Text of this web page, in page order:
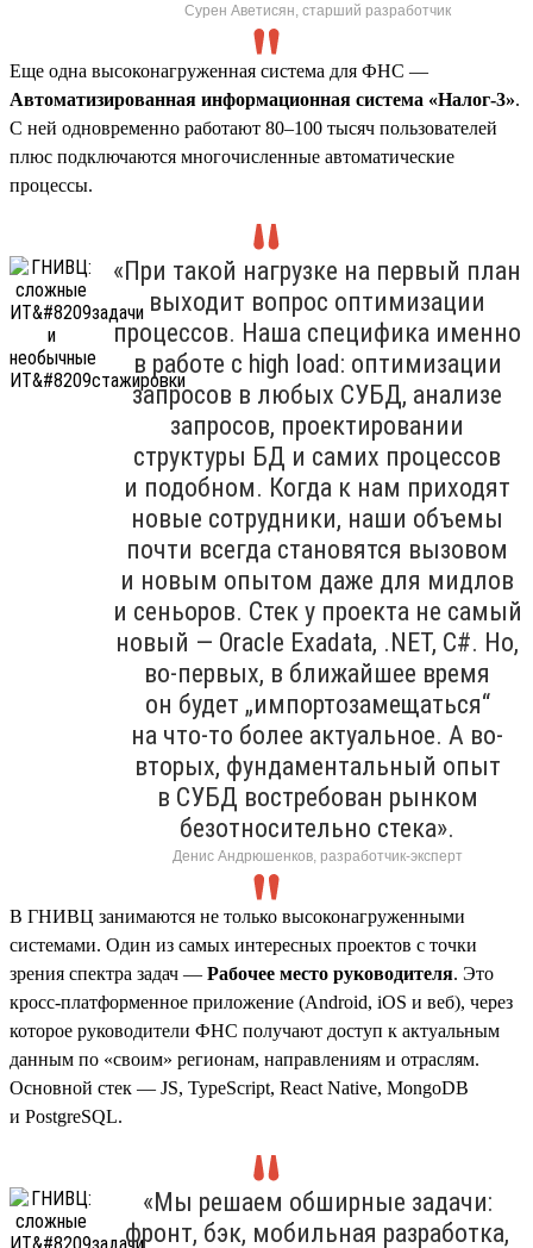
Сурен Аветисян, старший разработчик
Еще одна высоконагруженная система для ФНС —
Автоматизированная информационная система «Налог-3».
С ней одновременно работают 80–100 тысяч пользователей
плюс подключаются многочисленные автоматические
процессы.
«При такой нагрузке на первый план
выходит вопрос оптимизации
процессов. Наша специфика именно
в работе с high load: оптимизации
запросов в любых СУБД, анализе
запросов, проектировании
структуры БД и самих процессов
и подобном. Когда к нам приходят
новые сотрудники, наши объемы
почти всегда становятся вызовом
и новым опытом даже для мидлов
и сеньоров. Стек у проекта не самый
новый — Oracle Exadata, .NET, C#. Но,
во-первых, в ближайшее время
он будет „импортозамещаться“
на что-то более актуальное. А во-
вторых, фундаментальный опыт
в СУБД востребован рынком
безотносительно стека».
Денис Андрюшенков, разработчик-эксперт
В ГНИВЦ занимаются не только высоконагруженными
системами. Один из самых интересных проектов с точки
зрения спектра задач — Рабочее место руководителя. Это
кросс-платформенное приложение (Android, iOS и веб), через
которое руководители ФНС получают доступ к актуальным
данным по «своим» регионам, направлениям и отраслям.
Основной стек — JS, TypeScript, React Native, MongoDB
и PostgreSQL.
«Мы решаем обширные задачи:
фронт, бэк, мобильная разработка,